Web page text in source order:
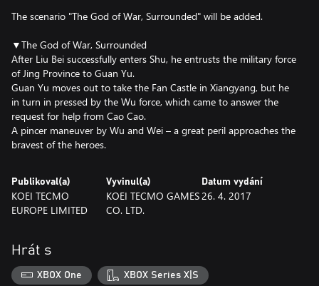
The scenario "The God of War, Surrounded" will be added.
▼The God of War, Surrounded
After Liu Bei successfully enters Shu, he entrusts the military force
of Jing Province to Guan Yu.
Guan Yu moves out to take the Fan Castle in Xiangyang, but he
in turn in pressed by the Wu force, which came to answer the
request for help from Cao Cao.
A pincer maneuver by Wu and Wei – a great peril approaches the
bravest of the heroes.
Publikoval(a)
KOEI TECMO
EUROPE LIMITED
Vyvinul(a)
KOEI TECMO GAMES
CO. LTD.
Datum vydání
26. 4. 2017
Hrát s
XBOX One XBOX Series X|S